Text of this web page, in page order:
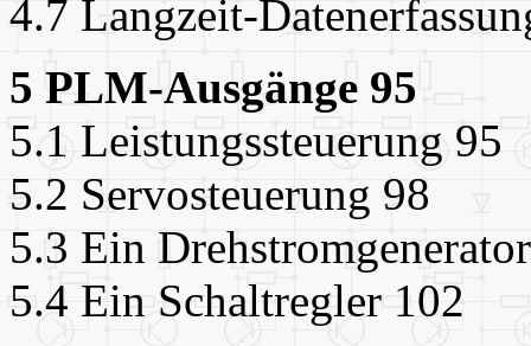
4.7 Langzeit-
5 PLM-Ausgänge 95
5.1 Leistungssteuerung 95
5.2 Servosteuerung 98
5.3 Ein
5.4 Ein Schaltregler 102